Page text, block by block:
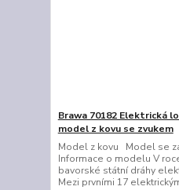
Brawa 70182 Elektrická
model z kovu se zvukem
Model z kovu Model se
Informace o modelu V
bavorské státní dráhy
Mezi prvními 17